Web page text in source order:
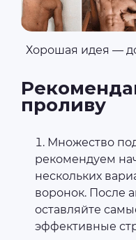
Хорошая идея —
проливу
Множество
рекомендуем
нескольких
воронок. После
оставляйте
эффективные